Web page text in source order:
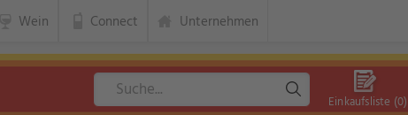
Wein Connect Unternehmen
Einkaufsliste (0)